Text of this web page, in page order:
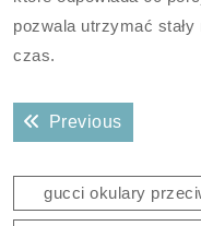
pozwala utrzymać
czas.
Nawigacja
wpisuPreviousPrevious
gucci okulary